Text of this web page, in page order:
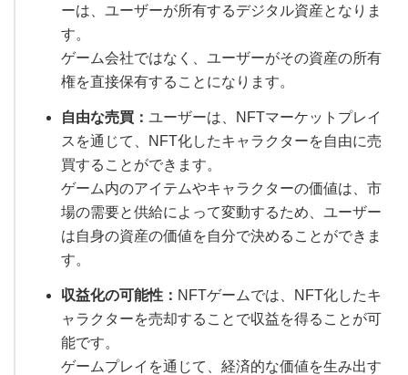
ーは、ユーザーが所有するデジタル資産となりま
す。
ゲーム会社ではなく、ユーザーがその資産の所有
権を直接保有することになります。
自由な売買： ユーザーは、NFTマーケットプレイ
スを通じて、NFT化したキャラクターを自由に売
買することができます。
ゲーム内のアイテムやキャラクターの価値は、市
場の需要と供給によって変動するため、ユーザー
は自身の資産の価値を自分で決めることができま
す。
収益化の可能性： NFTゲームでは、NFT化したキ
ャラクターを売却することで収益を得ることが可
能です。
ゲームプレイを通じて、経済的な価値を生み出す